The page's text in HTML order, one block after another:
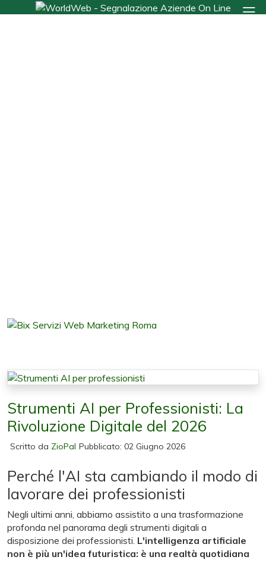
Strumenti AI per Professionisti: La
Rivoluzione Digitale del 2026
Scritto da ZioPal Pubblicato: 02 Giugno 2026
Perché l'AI sta cambiando il modo di
lavorare dei professionisti
Negli ultimi anni, abbiamo assistito a una trasformazione
profonda nel panorama degli strumenti digitali a
disposizione dei professionisti. L'intelligenza artificiale
non è più un'idea futuristica: è una realtà quotidiana